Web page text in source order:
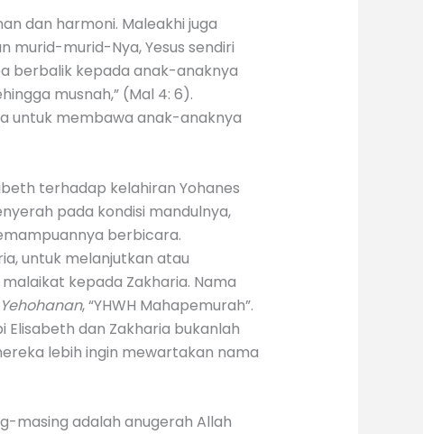
dan harmoni. Maleakhi juga
murid-murid-Nya, Yesus sendiri
berbalik kepada anak-anaknya
musnah,” (Mal 4: 6).
untuk membawa anak-anaknya
terhadap kelahiran Yohanes
pada kondisi mandulnya,
berbicara.
untuk melanjutkan atau
kepada Zakharia. Nama
Yehohanan, “YHWH Mahapemurah”.
dan Zakharia bukanlah
lebih ingin mewartakan nama
masing adalah anugerah Allah